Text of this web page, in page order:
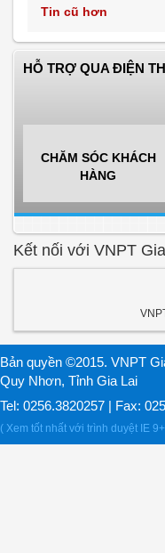
Tin cũ hơn
HỖ TRỢ QUA ĐIỆN
CHĂM SÓC KHÁCH
HÀNG
Kết nối với VNPT
Bản quyền ©2015. VNPT
Quy Nhơn, Tỉnh Gia Lai
Tel: 0256.3820257 | Fax:
( Xem tốt nhất với trình duyệt IE